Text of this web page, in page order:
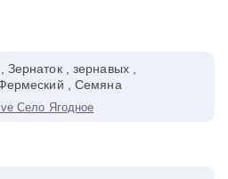
, зернавых ,
, Семяна
Село Ягодное